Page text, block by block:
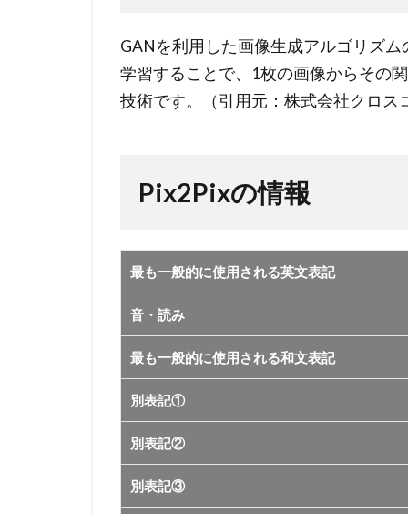
GANを利用した画像生成アルゴリズ
学習することで、1枚の画像からその
技術です。（引用元：株式会社クロス
Pix2Pixの情報
最も一般的に使用される英文表記
音・読み
最も一般的に使用される和文表記
別表記①
別表記②
別表記③